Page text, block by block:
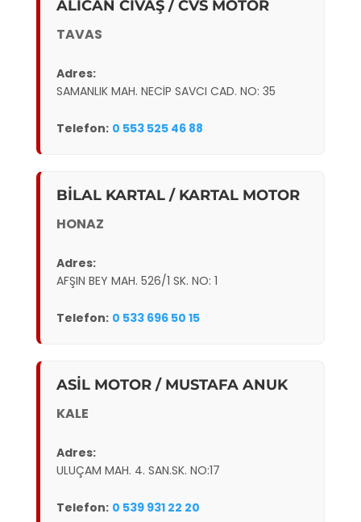
ALİCAN CİVAŞ / CVS MOTOR
TAVAS
Adres:
SAMANLIK MAH. NECİP SAVCI CAD. NO: 35
Telefon: 0 553 525 46 88
BİLAL KARTAL / KARTAL MOTOR
HONAZ
Adres:
AFŞIN BEY MAH. 526/1 SK. NO: 1
Telefon: 0 533 696 50 15
ASİL MOTOR / MUSTAFA ANUK
KALE
Adres:
ULUÇAM MAH. 4. SAN.SK. NO:17
Telefon: 0 539 931 22 20